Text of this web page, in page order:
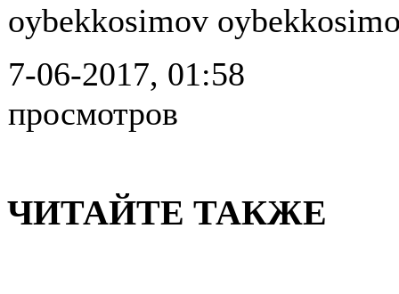
oybekkosimov
7-06-2017, 01:58
просмотров
ЧИТАЙТЕ ТАКЖЕ